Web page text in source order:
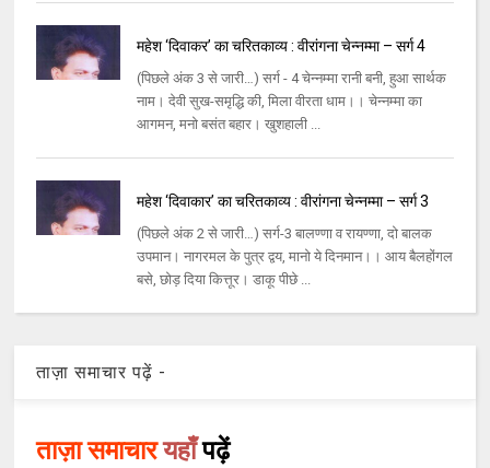
महेश ‘दिवाकर’ का चरितकाव्य : वीरांगना चेन्नम्मा – सर्ग 4
(पिछले अंक 3 से जारी…) सर्ग - 4 चेन्नम्मा रानी बनी, हुआ सार्थक
नाम। देवी सुख-समृद्धि की, मिला वीरता धाम।। चेन्नम्मा का
आगमन, मनो बसंत बहार। खुशहाली ...
महेश ‘दिवाकार’ का चरितकाव्य : वीरांगना चेन्नम्मा – सर्ग 3
(पिछले अंक 2 से जारी…) सर्ग-3 बालण्णा व रायण्णा, दो बालक
उपमान। नागरमल के पुत्र द्वय, मानो ये दिनमान।। आय बैलहोंगल
बसे, छोड़ दिया कित्तूर। डाकू पीछे ...
ताज़ा समाचार पढ़ें -
ताज़ा समाचारयहाँपढ़ें